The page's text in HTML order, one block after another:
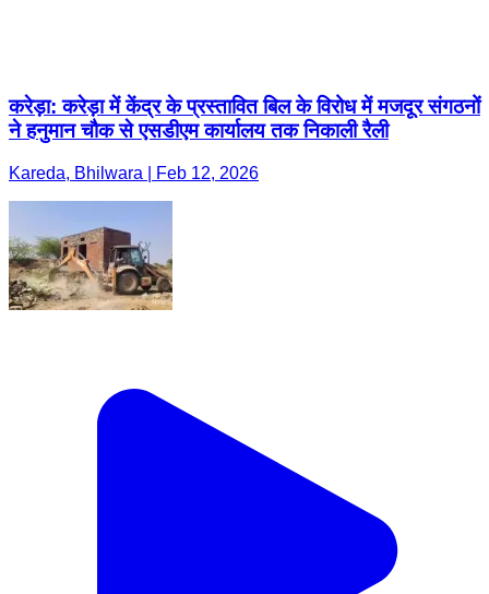
करेड़ा: करेड़ा में केंद्र के प्रस्तावित बिल के विरोध में मजदूर संगठनों
ने हनुमान चौक से एसडीएम कार्यालय तक निकाली रैली
Kareda, Bhilwara | Feb 12, 2026